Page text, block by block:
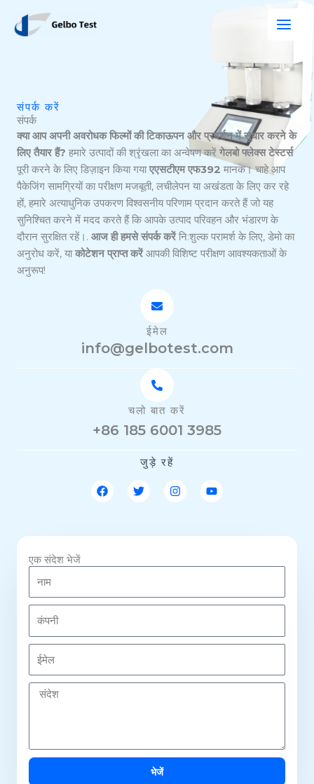
संपर्क करें
संपर्क
क्या आप अपनी अवरोधक फिल्मों की टिकाऊपन और प्रदर्शन में सुधार करने के
लिए तैयार हैं? हमारे उत्पादों की श्रृंखला का अन्वेषण करें गेलबो फ्लेक्स टेस्टर्स
पूरी करने के लिए डिज़ाइन किया गयाएएसटीएम एफ392 मानक। चाहे आप
पैकेजिंग सामग्रियों का परीक्षण मजबूती, लचीलेपन या अखंडता के लिए कर रहे
हों, हमारे अत्याधुनिक उपकरण विश्वसनीय परिणाम प्रदान करते हैं जो यह
सुनिश्चित करने में मदद करते हैं कि आपके उत्पाद परिवहन और भंडारण के
दौरान सुरक्षित रहें।. आज ही हमसे संपर्क करेंनि:शुल्क परामर्श के लिए, डेमो का
अनुरोध करें, याकोटेशन प्राप्त करेंआपकी विशिष्ट परीक्षण आवश्यकताओं के
अनुरूप!
ईमेल
info@gelbotest.com
चलो बात करें
+86 185 6001 3985
जुड़े रहें
फे
स
बु
ट्वि
ट
र
I
n
s
g
यू
ट्यू
ब
एक संदेश भेजें
नी
ल
भेजें